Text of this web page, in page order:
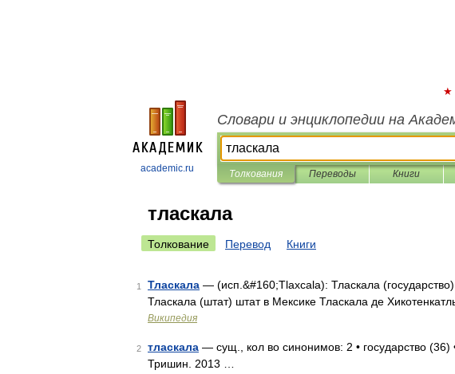
academic.ru
Словари и энциклопедии на
Толкования Переводы Книги
тласкала
Толкование Перевод Книги
1 Тласкала — (исп.&#160;Tlaxcala): Тласкала
Тласкала (штат) штат в Мексике Тласкала де
Википедия
2 тласкала — сущ., кол во синонимов: 2 • государство
Тришин. 2013 …